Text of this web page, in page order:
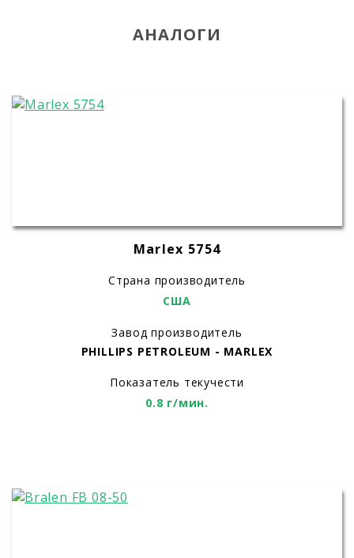
АНАЛОГИ
Marlex 5754
Страна производитель
США
Завод производитель
PHILLIPS PETROLEUM - MARLEX
Показатель текучести
0.8 г/мин.